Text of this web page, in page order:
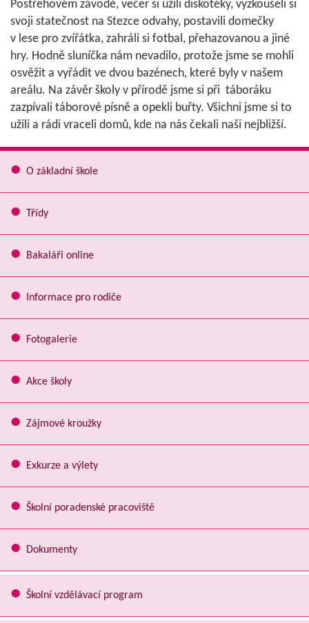
Postřehovém závodě, večer si užili diskotéky, vyzkoušeli si
svoji statečnost na Stezce odvahy, postavili domečky
v lese pro zvířátka, zahráli si fotbal, přehazovanou a jiné
hry. Hodně sluníčka nám nevadilo, protože jsme se mohli
osvěžit a vyřádit ve dvou bazénech, které byly v našem
areálu. Na závěr školy v přírodě jsme si při táboráku
zazpívali táborové písně a opekli buřty. Všichni jsme si to
užili a rádi vraceli domů, kde na nás čekali naši nejbližší.
O základní škole
Třídy
Bakaláři online
Informace pro rodiče
Fotogalerie
Akce školy
Zájmové kroužky
Exkurze a výlety
Školní poradenské pracoviště
Dokumenty
Školní vzdělávací program